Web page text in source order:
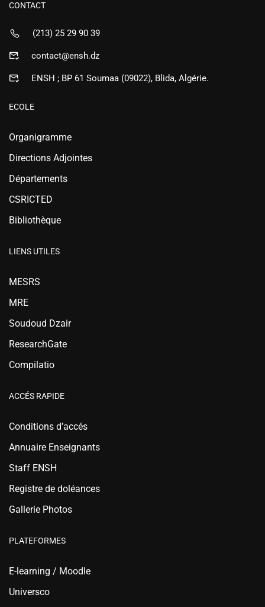
CONTACT
(213) 25 29 90 39
contact@ensh.dz
ENSH ; BP 61 Soumaa (09022), Blida, Algérie.
ECOLE
Organigramme
Directions Adjointes
Départements
CSRICTED
Bibliothèque
LIENS UTILES
MESRS
MRE
Soudoud Dzair
ResearchGate
Compilatio
ACCÉS RAPIDE
Conditions d’accés
Annuaire Enseignants
Staff ENSH
Registre de doléances
Gallerie Photos
PLATEFORMES
E-learning / Moodle
Universco